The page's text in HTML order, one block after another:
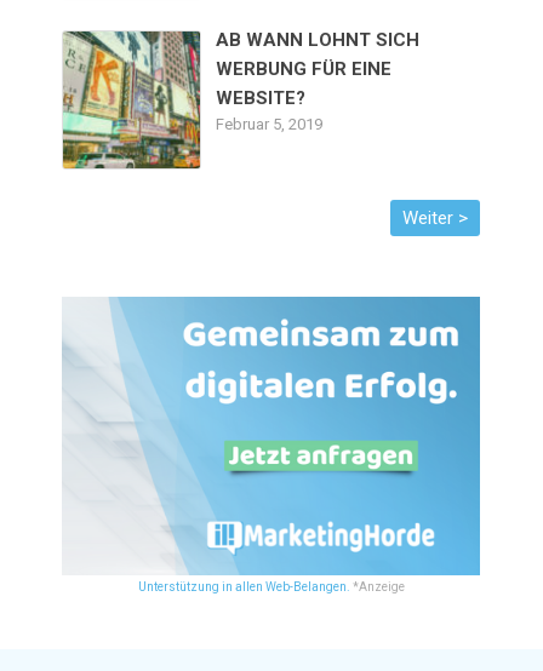
AB WANN LOHNT SICH
WERBUNG FÜR EINE
WEBSITE?
Februar 5, 2019
Unterstützung in allen Web-Belangen. *Anzeige